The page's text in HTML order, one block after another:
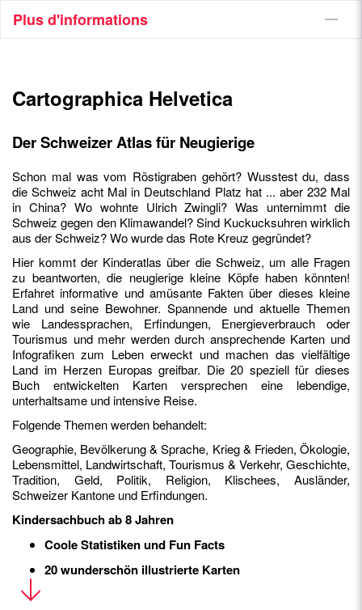
Plus d'informations
Cartographica Helvetica
Der Schweizer Atlas für Neugierige
Schon mal was vom Röstigraben gehört? Wusstest du, dass
die Schweiz acht Mal in Deutschland Platz hat ... aber 232 Mal
in China? Wo wohnte Ulrich Zwingli? Was unternimmt die
Schweiz gegen den Klimawandel? Sind Kuckucksuhren wirklich
aus der Schweiz? Wo wurde das Rote Kreuz gegründet?
Hier kommt der Kinderatlas über die Schweiz, um alle Fragen
zu beantworten, die neugierige kleine Köpfe haben könnten!
Erfahret informative und amüsante Fakten über dieses kleine
Land und seine Bewohner. Spannende und aktuelle Themen
wie Landessprachen, Erfindungen, Energieverbrauch oder
Tourismus und mehr werden durch ansprechende Karten und
Infografiken zum Leben erweckt und machen das vielfältige
Land im Herzen Europas greifbar. Die 20 speziell für dieses
Buch entwickelten Karten versprechen eine lebendige,
unterhaltsame und intensive Reise.
Folgende Themen werden behandelt:
Geographie, Bevölkerung & Sprache, Krieg & Frieden, Ökologie,
Lebensmittel, Landwirtschaft, Tourismus & Verkehr, Geschichte,
Tradition, Geld, Politik, Religion, Klischees, Ausländer,
Schweizer Kantone und Erfindungen.
Kindersachbuch ab 8 Jahren
Coole Statistiken und Fun Facts
20 wunderschön illustrierte Karten